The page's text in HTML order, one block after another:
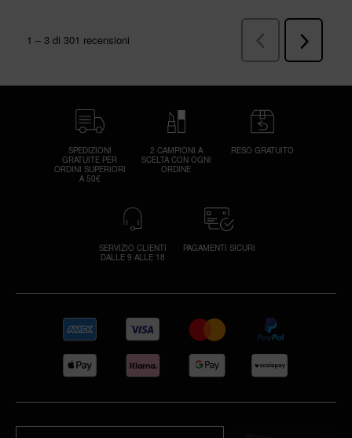
SPEDIZIONI
GRATUITE PER
ORDINI SUPERIORI
A 50€
2 CAMPIONI A
SCELTA CON OGNI
ORDINE
RESO GRATUITO
SERVIZIO CLIENTI
DALLE 9 ALLE 18
PAGAMENTI SICURI